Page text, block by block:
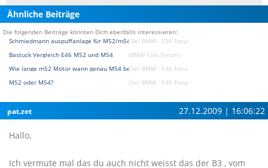
Ähnliche Beiträge
Die folgenden Beiträge könnten Dich ebenfalls interessieren:
Schmiedmann auspuffanlage für M52/m54 motoren(3er BMW - E36 Forum)
Bastuck Vergleich E46 M52 und M54
(BMW-Talk Forum)
Wie lange m52 Motor wann genau M54 beim e46(3er BMW - E46 Forum)
M52 oder M54?
(3er BMW - E46 Forum)
pat.zet 27.12.2009 | 16:06:22
Hallo,
Ich vermute mal das du auch nicht weisst das der B3 , vom